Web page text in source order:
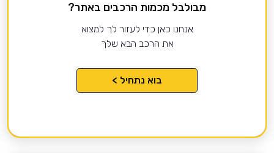
מבולבל מכמות הרכבים באתר?
אנחנו כאן כדי לעזור לך למצוא
את הרכב הבא שלך
בוא נתחיל >